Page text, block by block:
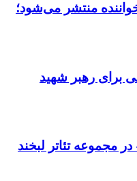
«بدرقه» با صدای ۷ خواننده منتشر می‌شود؛
برای رهبر شهید
مجموعه تئاتر لبخند